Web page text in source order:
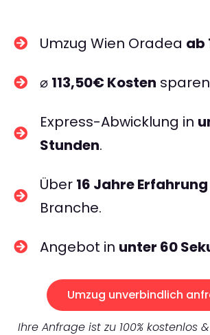
Umzug Wien Oradea ab
⌀ 113,50€ Kosten
Express-Abwicklung in
Stunden.
Über 16 Jahre Erfahrung
Branche.
Angebot in unter 60
Umzug unverbindlich
Ihre Anfrage ist zu 100% kostenlos